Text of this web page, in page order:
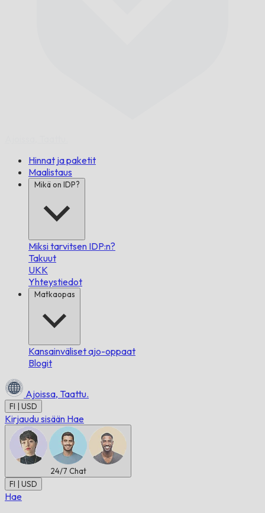
Hinnat ja paketit
Maalistaus
Mikä on IDP?
Miksi tarvitsen IDP:n?
Takuut
UKK
Yhteystiedot
Matkaopas
Kansainväliset ajo-oppaat
Blogit
Ajoissa, Taattu.
FI | USD
Kirjaudu sisään Hae
24/7 Chat
FI | USD
Hae